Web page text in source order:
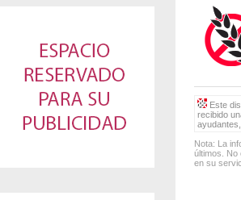
Este
recibido
Nota: La
últimos. No
en su